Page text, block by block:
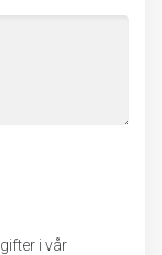
i vår